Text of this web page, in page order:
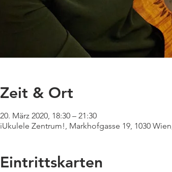
Zeit & Ort
20. März 2020, 18:30 – 21:30
iUkulele Zentrum!, Markhofgasse 19, 1030
Eintrittskarten